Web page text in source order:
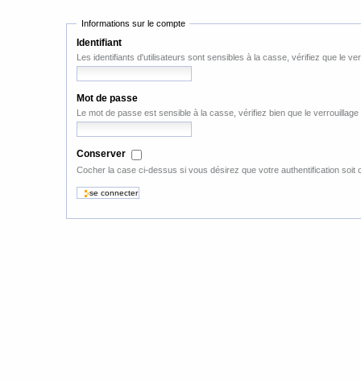
Informations sur le compte
Identifiant
Les identifiants d'utilisateurs sont sensibles à la casse, vérifiez que le
Mot de passe
Le mot de passe est sensible à la casse, vérifiez bien que le
Conserver